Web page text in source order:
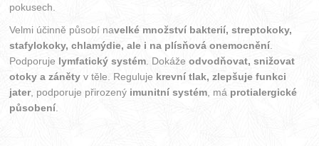
pokusech.
Velmi účinně působí navelké množství bakterií, streptokoky,
stafylokoky, chlamýdie, ale i na plísňová onemocnění.
Podporuje lymfatický systém . Dokážeodvodňovat, snižovat
otoky a záněty v těle. Reguluje krevní tlak, zlepšuje funkci
jater, podporuje přirozený imunitní systém , má protialergické
působení